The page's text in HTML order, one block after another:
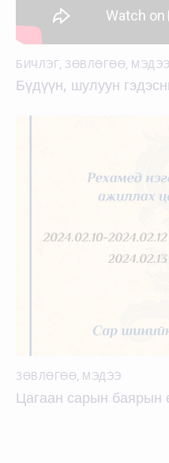
БИЧЛЭГ ЗӨВЛӨГӨӨ МЭДЭЭ
Бүдүүн, шулуун
ЗӨВЛӨГӨӨ, МЭДЭЭ
Цагаан сарын баярын